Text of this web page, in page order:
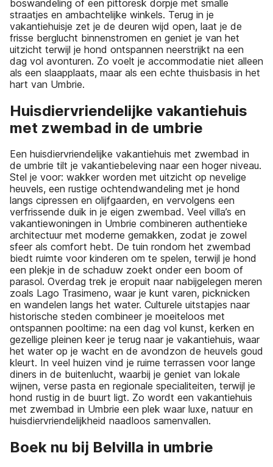
boswandeling of een pittoresk dorpje met smalle
straatjes en ambachtelijke winkels. Terug in je
vakantiehuisje zet je de deuren wijd open, laat je de
frisse berglucht binnenstromen en geniet je van het
uitzicht terwijl je hond ontspannen neerstrijkt na een
dag vol avonturen. Zo voelt je accommodatie niet alleen
als een slaapplaats, maar als een echte thuisbasis in het
hart van Umbrie.
Huisdiervriendelijke vakantiehuis
met zwembad in de umbrie
Een huisdiervriendelijke vakantiehuis met zwembad in
de umbrie tilt je vakantiebeleving naar een hoger niveau.
Stel je voor: wakker worden met uitzicht op nevelige
heuvels, een rustige ochtendwandeling met je hond
langs cipressen en olijfgaarden, en vervolgens een
verfrissende duik in je eigen zwembad. Veel villa’s en
vakantiewoningen in Umbrie combineren authentieke
architectuur met moderne gemakken, zodat je zowel
sfeer als comfort hebt. De tuin rondom het zwembad
biedt ruimte voor kinderen om te spelen, terwijl je hond
een plekje in de schaduw zoekt onder een boom of
parasol. Overdag trek je eropuit naar nabijgelegen meren
zoals Lago Trasimeno, waar je kunt varen, picknicken
en wandelen langs het water. Culturele uitstapjes naar
historische steden combineer je moeiteloos met
ontspannen pooltime: na een dag vol kunst, kerken en
gezellige pleinen keer je terug naar je vakantiehuis, waar
het water op je wacht en de avondzon de heuvels goud
kleurt. In veel huizen vind je ruime terrassen voor lange
diners in de buitenlucht, waarbij je geniet van lokale
wijnen, verse pasta en regionale specialiteiten, terwijl je
hond rustig in de buurt ligt. Zo wordt een vakantiehuis
met zwembad in Umbrie een plek waar luxe, natuur en
huisdiervriendelijkheid naadloos samenvallen.
Boek nu bij Belvilla in umbrie